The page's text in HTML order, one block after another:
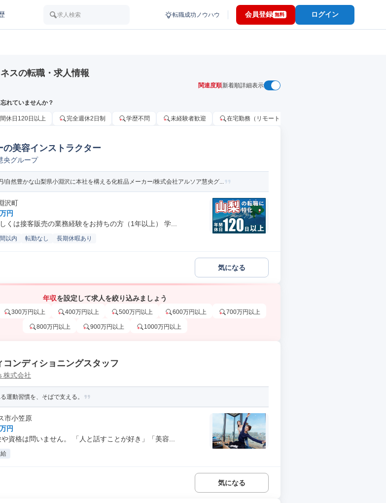
求人検索 転職成功ノウハウ 会員登録 無料 ログイン
スの転職・求人情報
関連度順新着順詳細表示
れていませんか？
休日120日以上 完全週休2日制 学歴不問 未経験者歓迎 在宅勤務（リモートワーク）OK
の美容インストラクター
央グループ
/自然豊かな山梨県小淵沢に本社を構える化粧品メーカー/株式会社アルソア慧央グ...
沢町
円
くは接客販売の業務経験をお持ちの方（1年以上） 学...
以内 転勤なし 長期休暇あり
気になる
年収を設定して求人を絞り込みましょう
300万円以上 400万円以上 500万円以上 600万円以上 700万円以上
800万円以上 900万円以上 1000万円以上
コンディショニングスタッフ
株式会社
運動習慣を、そばで支える。
市小笠原
円
資格は問いません。 「人と話すことが好き」「美容...
気になる